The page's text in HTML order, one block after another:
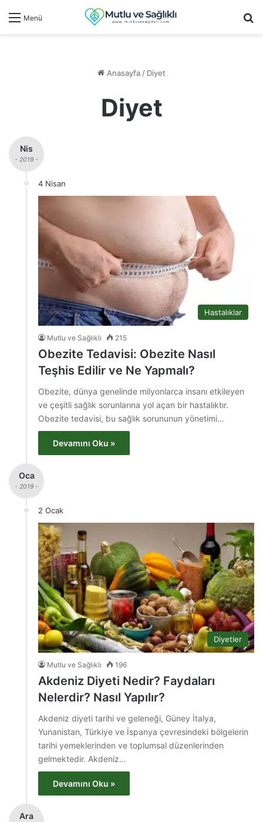
Menü
Anasayfa/ Diyet
Diyet
Nis
- 2019 -
4 Nisan
Hastalıklar
Mutlu ve Sağlıklı 215
Obezite Tedavisi: Obezite Nasıl
Teşhis Edilir ve Ne Yapmalı?
Obezite, dünya genelinde milyonlarca insanı etkileyen
ve çeşitli sağlık sorunlarına yol açan bir hastalıktır.
Obezite tedavisi, bu sağlık sorununun yönetimi…
Devamını Oku »
Oca
- 2019 -
2 Ocak
Diyetler
Mutlu ve Sağlıklı 196
Akdeniz Diyeti Nedir? Faydaları
Nelerdir? Nasıl Yapılır?
Akdeniz diyeti tarihi ve geleneği, Güney İtalya,
Yunanistan, Türkiye ve İspanya çevresindeki bölgelerin
tarihi yemeklerinden ve toplumsal düzenlerinden
gelmektedir. Akdeniz…
Devamını Oku »
Ara